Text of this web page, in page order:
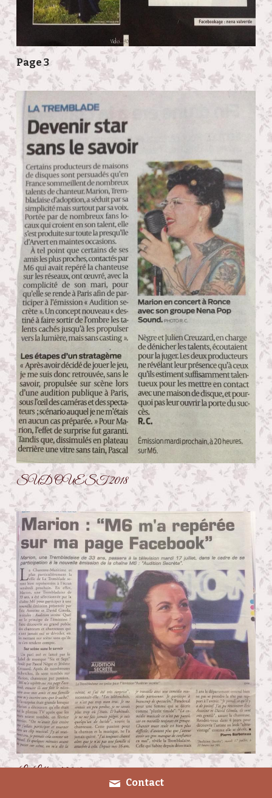
Page 3
SUD OUEST 2018
Le Littoral 2018
Contact